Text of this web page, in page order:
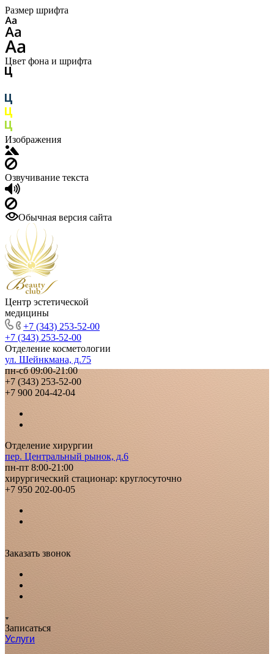
Размер шрифта
Цвет фона и шрифта
Изображения
Озвучивание текста
Обычная версия сайта
Центр эстетической
медицины
+7 (343) 253-52-00
+7 (343) 253-52-00
Отделение косметологии
ул. Шейнкмана, д.75
пн-сб 09:00-21:00
+7 (343) 253-52-00
+7 900 204-42-04
Отделение хирургии
пер. Центральный рынок, д.6
пн-пт 8:00-21:00
хирургический стационар: круглосуточно
+7 950 202-00-05
Заказать звонок
Записаться
Услуги